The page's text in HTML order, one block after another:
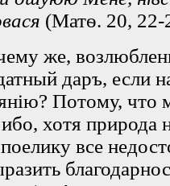
(Матѳ. 20, 22-
же,
даръ, если
Потому, что
хотя природа
все